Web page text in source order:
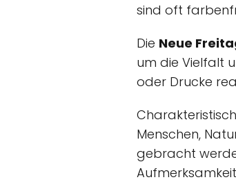
sind oft
Die Neue
um die Vielfalt
oder Drucke
Menschen,
gebracht